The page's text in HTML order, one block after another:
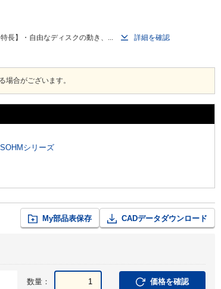
長】・自由なディスクの動き、...
詳細を確認
場合がございます。
シリーズ
My部品表保存 CADデータダウンロード
数量： 価格を確認